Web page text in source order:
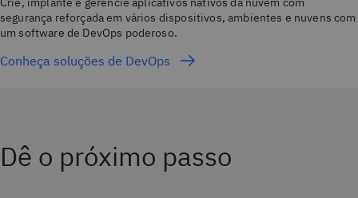
segurança reforçada em vários dispositivos, ambientes e nuvens com
um software de DevOps poderoso.
Conheça soluções de DevOps
Dê o próximo passo